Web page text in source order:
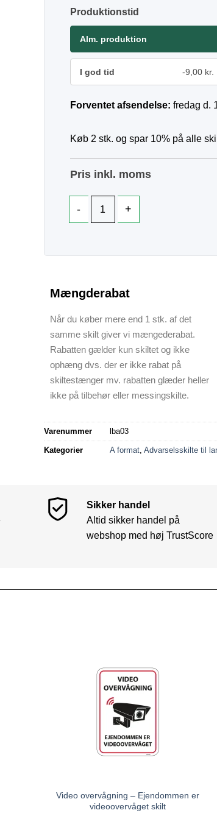
Produktionstid
Alm. produktion
I god tid -9,00 kr.
Forventet afsendelse: fredag d.
Køb 2 stk. og spar 10% på alle
Pris inkl. moms
Mængderabat
Når du køber mere end 1 stk. af det
samme skilt giver vi mængederabat.
Rabatten gælder kun skiltet og ikke
ophæng dvs. der er ikke rabat på
skiltestænger mv. rabatten glæder heller
ikke på tilbehør eller messingskilte.
Varenummer lba03
Kategorier A format Advarselsskilte til
Sikker handel
Altid sikker handel på
webshop med høj TrustScore
Video overvågning – Ejendommen er
videoovervåget skilt